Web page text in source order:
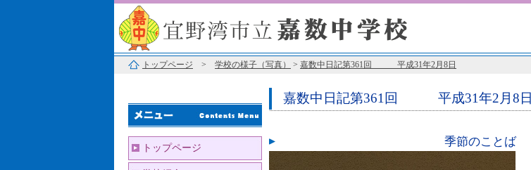
トップページ > 学校の様子（写真） > 嘉数中日記第361回 平成31年2月8日
嘉数中日記第361回 平成31年2月8日
季節のことば
トップページ